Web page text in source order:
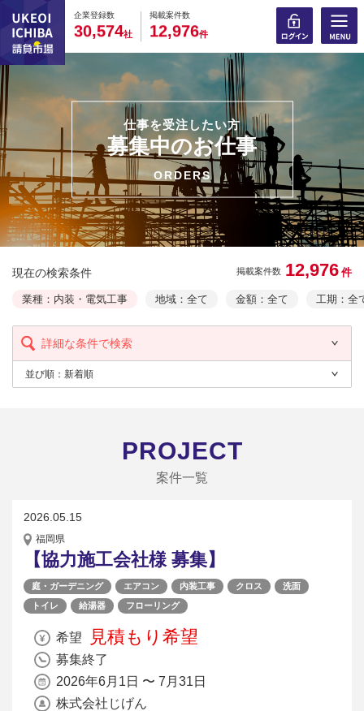
企業登録数
0
3
0
0,
0
5
0
74社
掲載案件数
0
1
0
2,
0
9
0
76件
仕事を受注したい方
募集中のお仕事
ORDERS
現在の検索条件 掲載案件数 12,976 件
業種：内装・電気工事 地域：全て 金額：全て 工期：全
詳細な条件で検索
並び順： 新着順
PROJECT
案件一覧
2026.05.15
福岡県
【協力施工会社様 募集】
庭・ガーデニング エアコン 内装工事 クロス
洗面
トイレ
給湯器 フローリング
希望 見積もり希望
募集終了
2026年6月1日 〜 7月31日
株式会社じげん